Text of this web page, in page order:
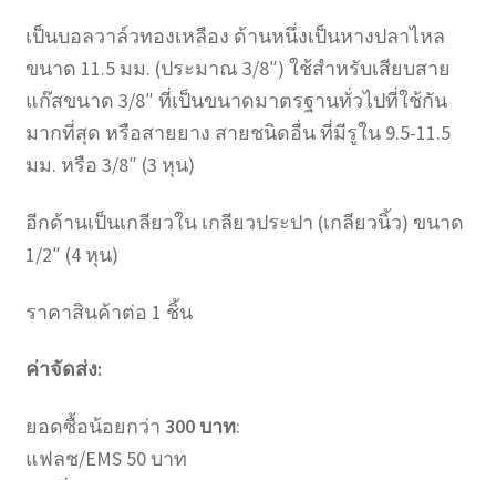
เป็นบอลวาล์วทองเหลือง ด้านหนึ่งเป็นหางปลาไหล
ขนาด 11.5 มม. (ประมาณ 3/8″) ใช้สำหรับเสียบสาย
แก๊สขนาด 3/8″ ที่เป็นขนาดมาตรฐานทั่วไปที่ใช้กัน
มากที่สุด หรือสายยาง สายชนิดอื่น ที่มีรูใน 9.5-11.5
มม. หรือ 3/8″ (3 หุน)
อีกด้านเป็นเกลียวใน เกลียวประปา (เกลียวนิ้ว) ขนาด
1/2″ (4 หุน)
ราคาสินค้าต่อ 1 ชิ้น
ค่าจัดส่ง:
ยอดซื้อน้อยกว่า 300 บาท:
แฟลช/EMS 50 บาท